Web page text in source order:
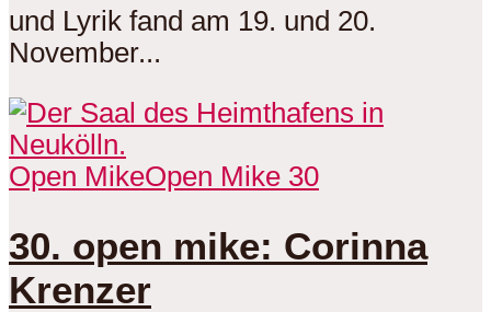
und Lyrik fand am 19. und 20.
November...
Open MikeOpen Mike 30
30. open mike: Corinna
Krenzer